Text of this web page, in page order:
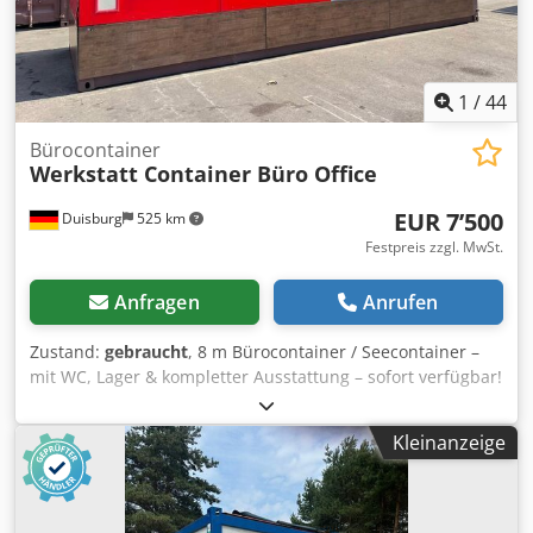
1 /44
Duisburg 525 km
Bürocontainer
Werkstatt Container Büro Office
EUR 7’500
Festpreis zzgl. MwSt.
Anfragen Anrufen
Zustand: gebraucht, 8 m Bürocontainer / Seecontainer –
mit WC, Lager & kompletter Ausstattung – sofort verfügbar!
----- PREIS: 7.500 € VB ab Dunkerque, Frankreich ----- KURZ
& KNACKIG: ✅ Büro, WC & Lager in einem Container ✅ Voll
ausgestattet: Heizung, Spüle, Starkstrom, Markise ✅ Sofort
lieferbar – nur 2 Stück verfügbar! ----- DETAILS &
HIGHLIGHTS: Wir bieten gepflegte 27FT Bürocontainer (8 m
Länge) in sehr gutem Zustand an – perfekt als
Kleinanzeige